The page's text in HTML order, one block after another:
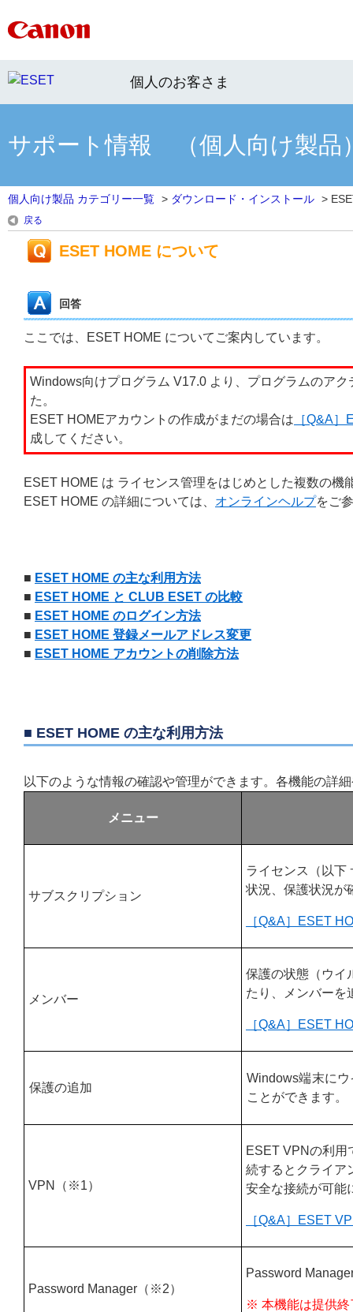
個人のお客さま
サポート情報 （個人向け製品
個人向け製品 カテゴリー一覧 > ダウンロード・インストール >
戻る
ESET HOME について
回答
ここでは、ESET HOME についてご案内しています。
Windows向けプログラム V17.0 より、プログラムのア
た。
ESET HOMEアカウントの作成がまだの場合は ［Q&A
成してください。
ESET HOME は ライセンス管理をはじめとした複数の機
ESET HOME の詳細については、 オンラインヘルプをご
■ ESET HOME の主な利用方法
■ ESET HOME と CLUB ESET の比較
■ ESET HOME のログイン方法
■ ESET HOME 登録メールアドレス変更
■ ESET HOME アカウントの削除方法
■ ESET HOME の主な利用方法
以下のような情報の確認や管理ができます。各機能の詳
メニュー
サブスクリプション
ライセンス（以下
状況、保護状況が
［Q&A］ESET
メンバー
保護の状態（ウイ
たり、メンバーを
［Q&A］ESET
保護の追加
Windows端末に
ことができます。
VPN（※1）
ESET VPNの利用
続するとクライア
安全な接続が可能
［Q&A］ESET
Password Manager（※2）
Password
※ 本機能は提供終